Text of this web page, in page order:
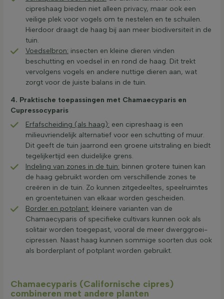
cipreshaag bieden niet alleen privacy, maar ook een
veilige plek voor vogels om te nestelen en te schuilen.
Hierdoor draagt de haag bij aan meer biodiversiteit in de
tuin.
Voedselbron: insecten en kleine dieren vinden
beschutting en voedsel in en rond de haag. Dit trekt
vervolgens vogels en andere nuttige dieren aan, wat
zorgt voor de juiste balans in de tuin.
4. Praktische toepassingen met Chamaecyparis en
Cupressocyparis
Erfafscheiding (als haag): een cipreshaag is een
milieuvriendelijk alternatief voor een schutting of muur.
Dit geeft de tuin jaarrond een groene uitstraling en biedt
tegelijkertijd een duidelijke grens.
Indeling van zones in de tuin: binnen grotere tuinen kan
de haag gebruikt worden om verschillende zones te
creëren in de tuin. Zo kunnen zitgedeeltes, speelruimtes
en groentetuinen van elkaar worden gescheiden.
Border en potplant: kleinere varianten van de
Chamaecyparis of specifieke cultivars kunnen ook als
solitair worden toegepast, vooral de meer dwerggroei-
cipressen. Naast haag kunnen sommige soorten dus ook
als borderplant of potplant worden gebruikt.
Chamaecyparis (Californische cipres)
combineren met andere planten